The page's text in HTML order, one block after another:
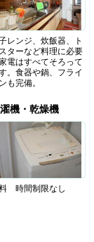
レンジ、炊飯器、ト
ターなど料理に必要
電はすべてそろって
。食器や鍋、フライ
も完備。
機・乾燥機
時間制限なし